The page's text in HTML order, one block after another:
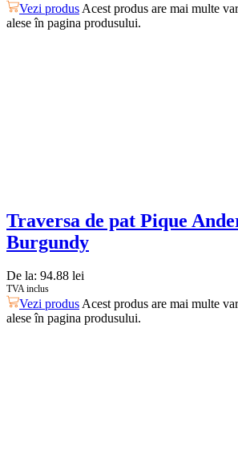
Vezi produs Acest produs are mai multe
alese în pagina produsului.
Traversa de pat Pique
Burgundy
De la: 94.88 lei
TVA inclus
Vezi produsAcest produs are mai multe
alese în pagina produsului.